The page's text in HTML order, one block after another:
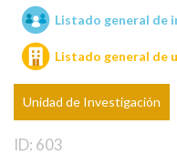
Unidades de
Listado general de
Listado general de
Unidad de Investigación
ID: 603